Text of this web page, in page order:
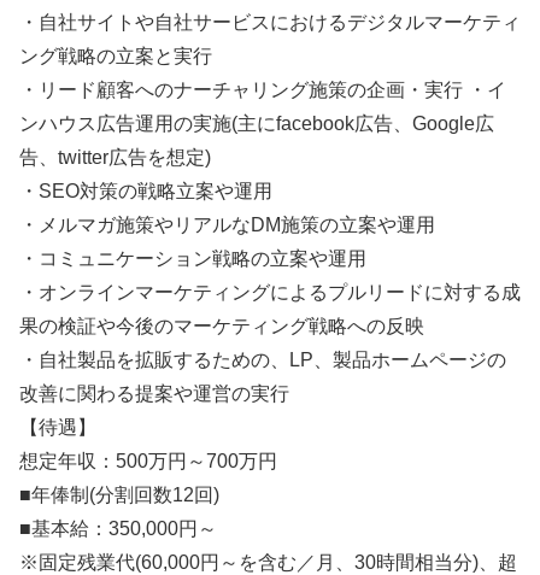
・自社サイトや自社サービスにおけるデジタルマーケティ
ング戦略の立案と実行
・リード顧客へのナーチャリング施策の企画・実行 ・イ
ンハウス広告運用の実施(主にfacebook広告、Google広
告、twitter広告を想定)
・SEO対策の戦略立案や運用
・メルマガ施策やリアルなDM施策の立案や運用
・コミュニケーション戦略の立案や運用
・オンラインマーケティングによるプルリードに対する成
果の検証や今後のマーケティング戦略への反映
・自社製品を拡販するための、LP、製品ホームページの
改善に関わる提案や運営の実行
【待遇】
想定年収：500万円～700万円
■年俸制(分割回数12回)
■基本給：350,000円～
※固定残業代(60,000円～を含む／月、30時間相当分)、超